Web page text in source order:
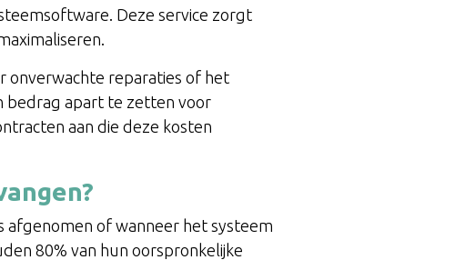
Deze service zorgt
onverwachte reparaties of het
bedrag apart te zetten voor
aan die deze kosten
afgenomen of wanneer het systeem
80% van hun oorspronkelijke